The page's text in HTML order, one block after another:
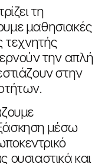
τη
μαθησιακές
τεχνητής
την απλή
στην
μέσω
ουσιαστικά και